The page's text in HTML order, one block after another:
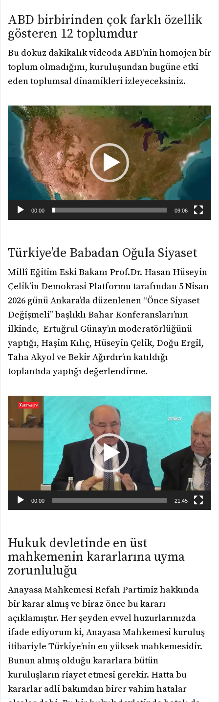
ABD birbirinden çok farklı özellik
gösteren 12 toplumdur
Bu dokuz dakikalık videoda ABD’nin homojen bir
toplum olmadığını, kuruluşundan bugüne etki
eden toplumsal dinamikleri izleyeceksiniz.
Video
oynatıcı
00:00 09:06
Türkiye’de Babadan Oğula Siyaset
Millî Eğitim Eski Bakanı Prof.Dr. Hasan Hüseyin
Çelik’in Demokrasi Platformu tarafından 5 Nisan
2026 günü Ankara’da düzenlenen “Önce Siyaset
Değişmeli” başlıklı Bahar Konferansları’nın
ilkinde, Ertuğrul Günay’ın moderatörlüğünü
yaptığı, Haşim Kılıç, Hüseyin Çelik, Doğu Ergil,
Taha Akyol ve Bekir Ağırdır’ın katıldığı
toplantıda yaptığı değerlendirme.
Video
oynatıcı
00:00 21:45
Hukuk devletinde en üst
mahkemenin kararlarına uyma
zorunluluğu
Anayasa Mahkemesi Refah Partimiz hakkında
bir karar almış ve biraz önce bu kararı
açıklamıştır. Her şeyden evvel huzurlarınızda
ifade ediyorum ki, Anayasa Mahkemesi kuruluş
itibariyle Türkiye’nin en yüksek mahkemesidir.
Bunun almış olduğu kararlara bütün
kuruluşların riayet etmesi gerekir. Hatta bu
kararlar adli bakımdan birer vahim hatalar